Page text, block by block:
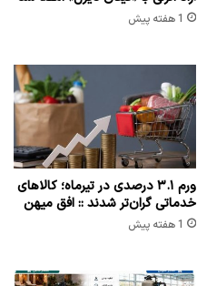
1 هفته پیش
ورم ۳.۱ درصدی در تیرماه؛ کالاهای
خدماتی گران‌تر شدند :: افق میهن
1 هفته پیش